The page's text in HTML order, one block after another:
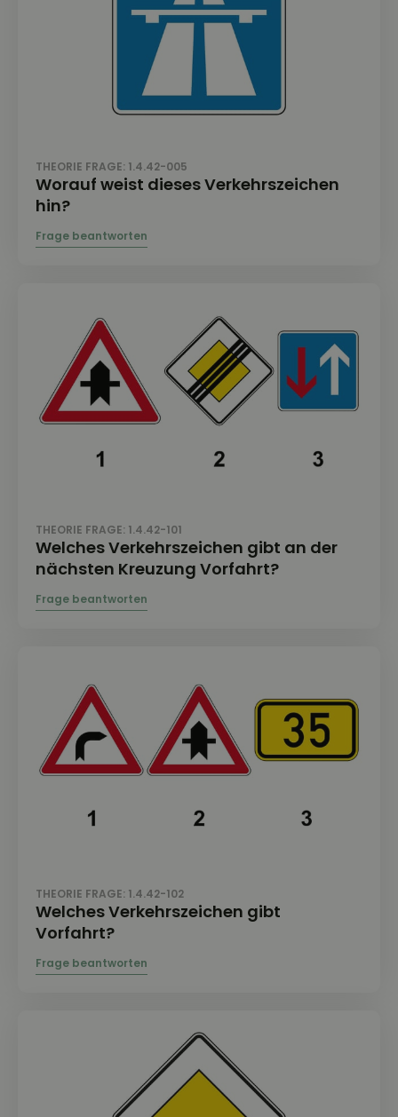
THEORIE FRAGE: 1.4.42-005
Worauf weist dieses Verkehrszeichen
hin?
THEORIE FRAGE: 1.4.42-101
Welches Verkehrszeichen gibt an der
nächsten Kreuzung Vorfahrt?
THEORIE FRAGE: 1.4.42-102
Welches Verkehrszeichen gibt
Vorfahrt?